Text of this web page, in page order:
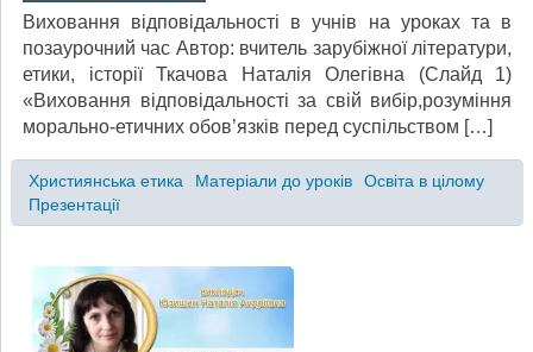
Виховання відповідальності в учнів на уроках та в
позаурочний час Автор: вчитель зарубіжної літератури,
етики, історії Ткачова Наталія Олегівна (Слайд 1)
«Виховання відповідальності за свій вибір,розуміння
морально-етичних обов’язків перед суспільством […]
Християнська етика Матеріали до уроків
Освіта в цілому
Презентації